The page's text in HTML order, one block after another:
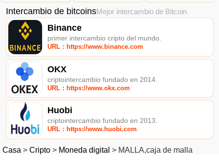
Intercambio de bitcoinsMejor intercambio de Bitcoin
Binance
primer intercambio cripto del mundo.
URL：https://www.binance.com
OKX
criptointercambio fundado en 2014.
URL：https://www.okx.com
Huobi
criptointercambio fundado en 2013.
URL：https://www.huobi.com
Casa > Cripto > Moneda digital > MALLA,caja de malla